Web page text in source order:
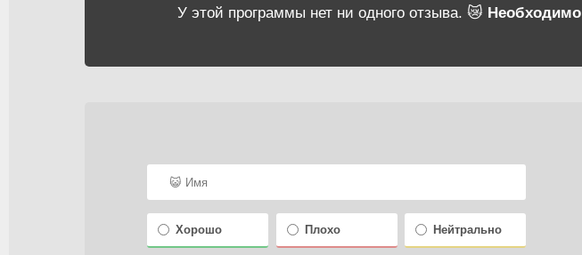
У этой программы нет ни одного отзыва. 😿 Необходимо
Хорошо Плохо Нейтрально